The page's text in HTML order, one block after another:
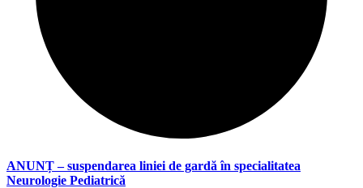
ANUNȚ – suspendarea liniei de gardă în specialitatea
Neurologie Pediatrică